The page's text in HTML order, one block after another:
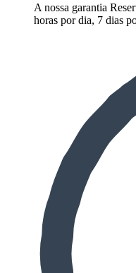
A nossa garantia
horas por dia, 7 dias